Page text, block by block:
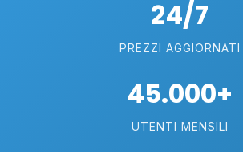
24/7
PREZZI AGGIORNATI
45.000+
UTENTI MENSILI